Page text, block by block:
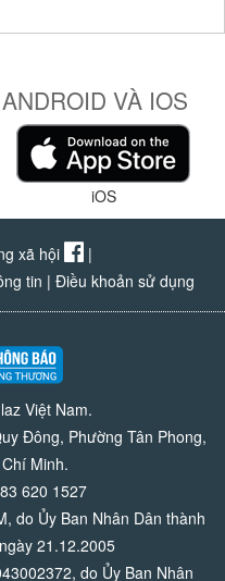
VÀ IOS
iOS
xã hội
|
tin | Điều khoản sử dụng
Việt Nam.
Đông, Phường Tân Phong,
Minh.
620 1527
do Ủy Ban Nhân Dân thành
21.12.2005
do Ủy Ban Nhân